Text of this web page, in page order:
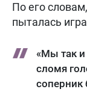
По его
пыталась
«Мы так и
сломя
соперник